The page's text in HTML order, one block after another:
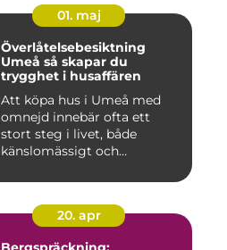
01. maj
Överlåtelsebesiktning
Umeå så skapar du
trygghet i husaffären
Att köpa hus i Umeå med
omnejd innebär ofta ett
stort steg i livet, både
känslomässigt och
20. apr